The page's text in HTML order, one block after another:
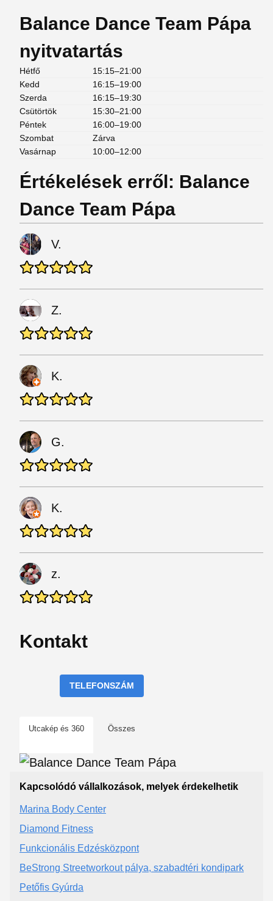
Balance Dance Team Pápa
nyitvatartás
Hétfő
15:15–21:00
Kedd
16:15–19:00
Szerda
16:15–19:30
Csütörtök
15:30–21:00
Péntek
16:00–19:00
Szombat
Zárva
Vasárnap
10:00–12:00
Értékelések erről: Balance
Dance Team Pápa
V.
Z.
K.
G.
K.
z.
Kontakt
TELEFONSZÁM
Utcakép és 360 Összes
Kapcsolódó vállalkozások, melyek érdekelhetik
Marina Body Center
Diamond Fitness
Funkcionális Edzésközpont
BeStrong Streetworkout pálya, szabadtéri kondipark
Petőfis Gyúrda